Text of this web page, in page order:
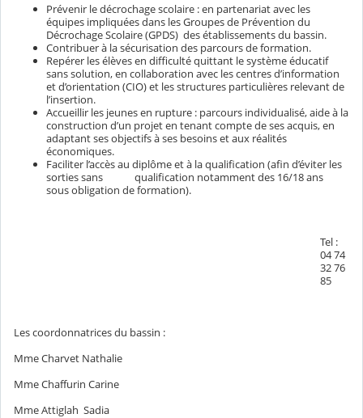
Prévenir le décrochage scolaire : en partenariat avec les
équipes impliquées dans les Groupes de Prévention du
Décrochage Scolaire (GPDS) des établissements du bassin.
Contribuer à la sécurisation des parcours de formation.
Repérer les élèves en difficulté quittant le système éducatif
sans solution, en collaboration avec les centres d’information
et d’orientation (CIO) et les structures particulières relevant de
l’insertion.
Accueillir les jeunes en rupture : parcours individualisé, aide à la
construction d’un projet en tenant compte de ses acquis, en
adaptant ses objectifs à ses besoins et aux réalités
économiques.
Faciliter l’accès au diplôme et à la qualification (afin d’éviter les
sorties sans qualification notamment des 16/18 ans
sous obligation de formation).
Tel :
04 74
32 76
85
Les coordonnatrices du bassin :
Mme Charvet Nathalie
Mme Chaffurin Carine
Mme Attiglah Sadia